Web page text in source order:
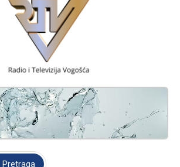
RADIO TELEVIZIJA VOGOŠĆA